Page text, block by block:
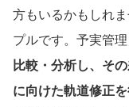
方もいるかもしれ
プルです。予実管理
比較・分析し、そ
に向けた軌道修正